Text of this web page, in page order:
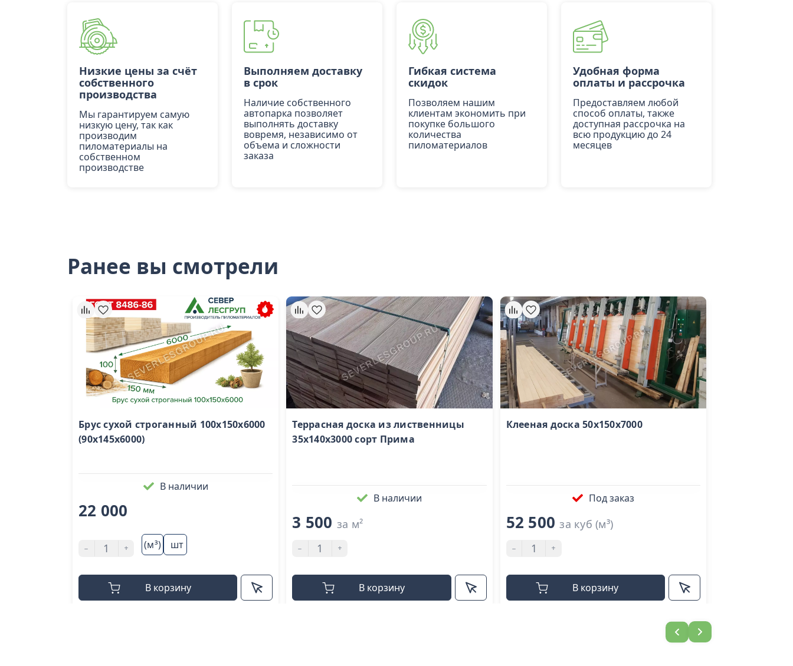
Низкие цены за счёт
собственного
производства
Мы гарантируем самую
низкую цену, так как
производим
пиломатериалы на
собственном
производстве
Выполняем доставку
в срок
Наличие собственного
автопарка позволяет
выполнять доставку
вовремя, независимо от
объема и сложности
заказа
Гибкая система
скидок
Позволяем нашим
клиентам экономить при
покупке большого
количества
пиломатериалов
Удобная форма
оплаты и рассрочка
Предоставляем любой
способ оплаты, также
доступная рассрочка на
всю продукцию до 24
месяцев
Ранее вы смотрели
Брус сухой строганный 100х150х6000
(90х145х6000)
В наличии
22 000
- + (м³) шт
В корзину
Террасная доска из лиственницы
35x140х3000 cорт Прима
В наличии
3 500 за м²
- +
В корзину
Клееная доска 50х150х7000
Под заказ
52 500за куб (м³)
- +
В корзину